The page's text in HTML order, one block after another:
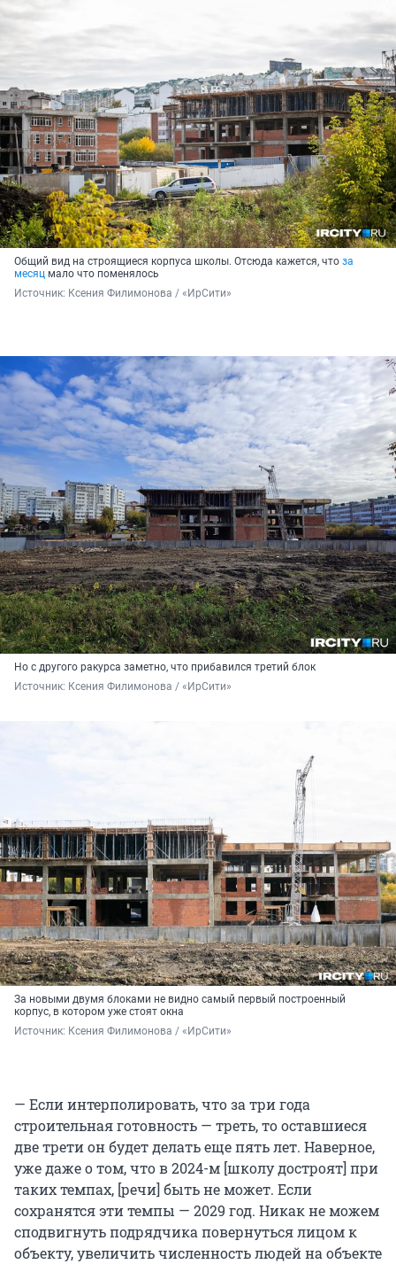
Общий вид на строящиеся корпуса школы. Отсюда кажется, что за
месяц мало что поменялось
Источник: Ксения Филимонова / «ИрСити»
Но с другого ракурса заметно, что прибавился третий блок
Источник: Ксения Филимонова / «ИрСити»
За новыми двумя блоками не видно самый первый построенный
корпус, в котором уже стоят окна
Источник: Ксения Филимонова / «ИрСити»
— Если интерполировать, что за три года
строительная готовность — треть, то оставшиеся
две трети он будет делать еще пять лет. Наверное,
уже даже о том, что в 2024-м [школу достроят] при
таких темпах, [речи] быть не может. Если
сохранятся эти темпы — 2029 год. Никак не можем
сподвигнуть подрядчика повернуться лицом к
объекту, увеличить численность людей на объекте